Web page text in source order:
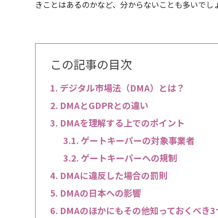
きことはあるのかなど、分からないことも多いでし
この記事の目次
デジタル市場法（DMA）とは？
DMAとGDPRとの違い
DMAを理解する上でのポイント
ゲートキーパーの対象事業者
ゲートキーパーへの規制
DMAに違反した場合の罰則
DMAの日本への影響
DMAのほかにもその他知っておくべき